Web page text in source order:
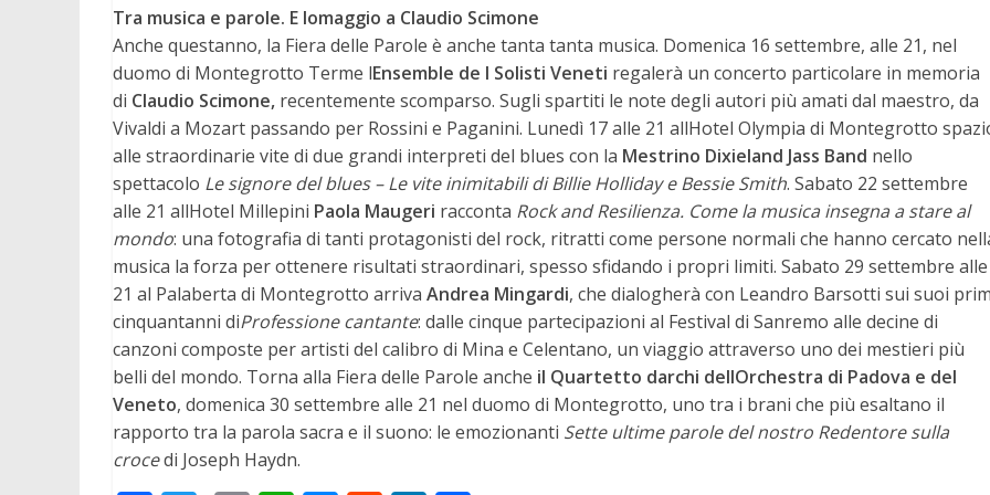
Tra musica e parole. E lomaggio a Claudio Scimone
Anche questanno, la Fiera delle Parole è anche tanta tanta musica. Domenica 16 settembre, alle 21, nel
duomo di Montegrotto Terme lEnsemble de I Solisti Veneti regalerà un concerto particolare in memoria
di Claudio Scimone, recentemente scomparso. Sugli spartiti le note degli autori più amati dal maestro, da
Vivaldi a Mozart passando per Rossini e Paganini. Lunedì 17 alle 21 allHotel Olympia di Montegrotto
alle straordinarie vite di due grandi interpreti del blues con la Mestrino Dixieland Jass Band nello
spettacolo Le signore del blues – Le vite inimitabili di Billie Holliday e Bessie Smith. Sabato 22 settembre
alle 21 allHotel Millepini Paola Maugeri racconta Rock and Resilienza. Come la musica insegna a stare al
mondo: una fotografia di tanti protagonisti del rock, ritratti come persone normali che hanno cercato
musica la forza per ottenere risultati straordinari, spesso sfidando i propri limiti. Sabato 29 settembre alle
21 al Palaberta di Montegrotto arriva Andrea Mingardi, che dialogherà con Leandro Barsotti sui suoi
cinquantanni diProfessione cantante: dalle cinque partecipazioni al Festival di Sanremo alle decine di
canzoni composte per artisti del calibro di Mina e Celentano, un viaggio attraverso uno dei mestieri più
belli del mondo. Torna alla Fiera delle Parole anche il Quartetto darchi dellOrchestra di Padova e del
Veneto, domenica 30 settembre alle 21 nel duomo di Montegrotto, uno tra i brani che più esaltano il
rapporto tra la parola sacra e il suono: le emozionanti Sette ultime parole del nostro Redentore sulla
crocedi Joseph Haydn.